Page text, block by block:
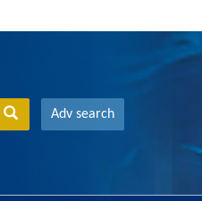
Adv search